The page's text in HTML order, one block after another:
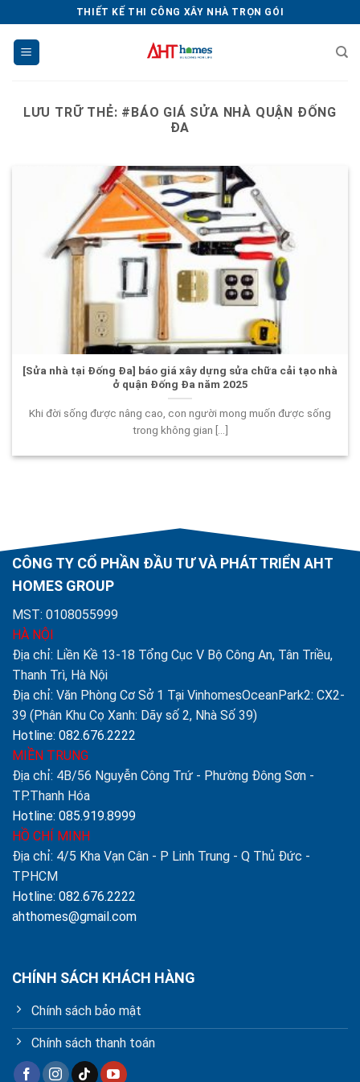
dung
THIẾT KẾ THI CÔNG XÂY NHÀ TRỌN GÓI
LƯU TRỮ THẺ: #BÁO GIÁ SỬA NHÀ QUẬN ĐỐNG
ĐA
[Sửa nhà tại Đống Đa] báo giá xây dựng sửa chữa cải tạo nhà
ở quận Đống Đa năm 2025
Khi đời sống được nâng cao, con người mong muốn được sống
trong không gian [...]
CÔNG TY CỔ PHẦN ĐẦU TƯ VÀ PHÁT TRIỂN AHT
HOMES GROUP
MST: 0108055999
HÀ NỘI
Địa chỉ: Liền Kề 13-18 Tổng Cục V Bộ Công An, Tân Triều,
Thanh Trì, Hà Nội
Địa chỉ: Văn Phòng Cơ Sở 1 Tại VinhomesOceanPark2: CX2-
39 (Phân Khu Cọ Xanh: Dãy số 2, Nhà Số 39)
Hotline: 082.676.2222
MIỀN TRUNG
Địa chỉ: 4B/56 Nguyễn Công Trứ - Phường Đông Sơn -
TP.Thanh Hóa
Hotline: 085.919.8999
HỒ CHÍ MINH
Địa chỉ: 4/5 Kha Vạn Cân - P Linh Trung - Q Thủ Đức -
TPHCM
Hotline: 082.676.2222
ahthomes@gmail.com
CHÍNH SÁCH KHÁCH HÀNG
Chính sách bảo mật
Chính sách thanh toán